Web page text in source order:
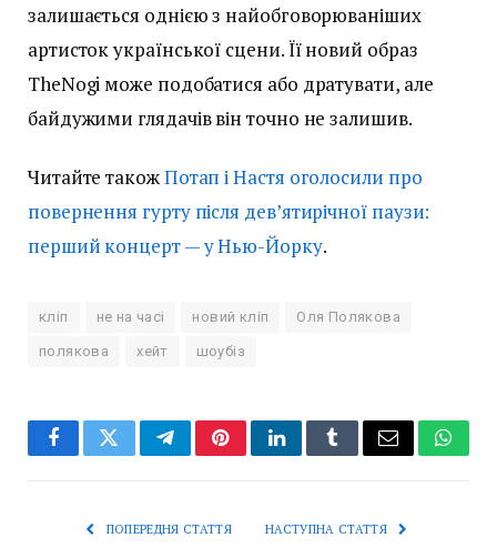
залишається однією з найобговорюваніших
артисток української сцени. Її новий образ
TheNogi може подобатися або дратувати, але
байдужими глядачів він точно не залишив.
Читайте такожПотап і Настя оголосили про
повернення гурту після дев’ятирічної паузи:
перший концерт — у Нью-Йорку.
кліп не на часі новий кліп Оля Полякова
полякова хейт шоубіз
FacebookTwitterTelegramPinterestLinkedInTumblrEmail
ПОПЕРЕДНЯ СТАТТЯ НАСТУПНА СТАТТЯ